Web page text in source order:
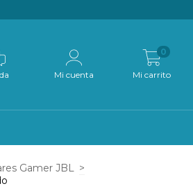
Mi cuenta Mi carrito
0
Gamer JBL >